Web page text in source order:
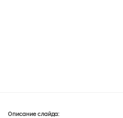
Описание слайда: